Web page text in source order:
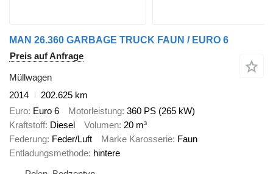
MAN 26.360 GARBAGE TRUCK FAUN / EURO 6
Preis auf Anfrage
Müllwagen
2014
202.625 km
Euro Euro 6 Motorleistung 360 PS (265 kW)
Kraftstoff Diesel Volumen 20 m³
Federung Feder/Luft Marke Karosserie Faun
Entladungsmethode hintere